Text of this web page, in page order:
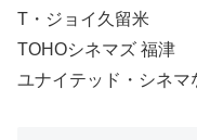
T・ジョイ久留米
TOHOシネマズ 福津
ユナイテッド・シネマ